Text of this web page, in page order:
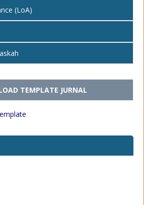
(LoA)
TEMPLATE JURNAL